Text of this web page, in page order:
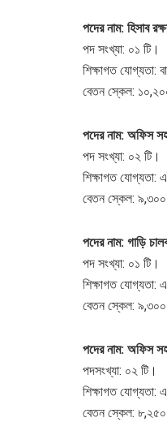
পদের নাম: হিসাব
পদ সংখ্যা: ০১ টি।
শিক্ষাগত যোগ্যতা:
বেতন স্কেল:
পদের নাম: অফিস
পদ সংখ্যা: ০২ টি।
শিক্ষাগত যোগ্যতা:
বেতন স্কেল:
পদের নাম: গাড়ি
পদ সংখ্যা: ০১ টি।
শিক্ষাগত যোগ্যতা:
বেতন স্কেল:
পদের নাম: অফিস
পদসংখ্যা: ০২ টি।
শিক্ষাগত যোগ্যতা:
বেতন স্কেল: